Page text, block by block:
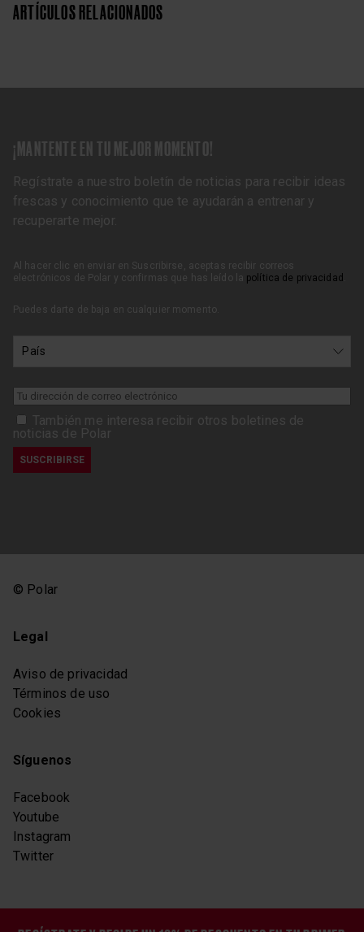
ARTÍCULOS RELACIONADOS
¡MANTENTE EN TU MEJOR MOMENTO!
Regístrate a nuestro boletín de noticias para recibir ideas
frescas y conocimiento que te ayudarán a entrenar y
recuperarte mejor.
Al hacer clic en enviar en Suscribirse, aceptas recibir correos
electrónicos de Polar y confirmas que has leído la política de privacidad
Puedes darte de baja en cualquier momento.
También me interesa recibir otros boletines de
noticias de Polar
© Polar
Legal
Aviso de privacidad
Términos de uso
Cookies
Síguenos
Facebook
Youtube
Instagram
Twitter